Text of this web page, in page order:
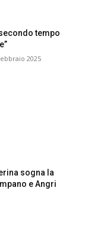
tempo
2025
sogna la
e Angri